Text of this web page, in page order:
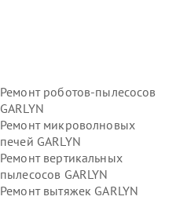
Ремонт роботов-пылесосов
GARLYN
Ремонт микроволновых
печей GARLYN
Ремонт вертикальных
пылесосов GARLYN
Ремонт вытяжек GARLYN